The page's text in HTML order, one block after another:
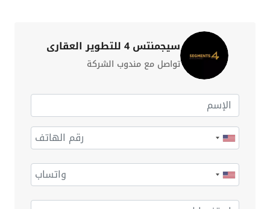
سيجمنتس 4 للتطوير العقاري
تواصل مع مندوب الشركة